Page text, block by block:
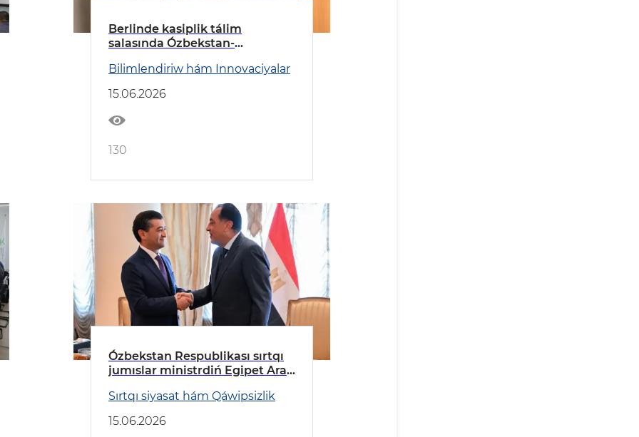
Berlinde kasiplik tálim
salasında Ózbekstan-
Bilimlendiriw hám Innovaciyalar
15.06.2026
130
Ózbekstan Respublikası sırtqı
jumıslar ministrdiń Egipet Arab
Sırtqı siyasat hám Qáwipsizlik
15.06.2026